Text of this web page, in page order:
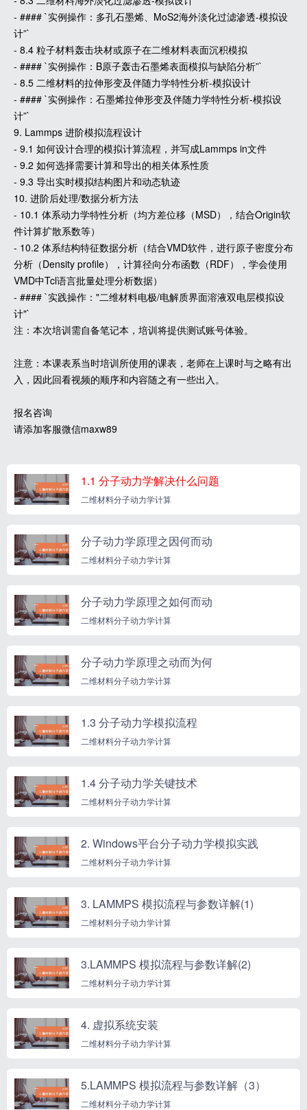
- #### `实例操作：多孔石墨烯、MoS2海外淡化过滤渗透-模拟设
计”`
- 8.4 粒子材料轰击块材或原子在二维材料表面沉积模拟
- #### `实例操作：B原子轰击石墨烯表面模拟与缺陷分析”`
- 8.5 二维材料的拉伸形变及伴随力学特性分析-模拟设计
- #### `实例操作：石墨烯拉伸形变及伴随力学特性分析-模拟设
计”`
9. Lammps 进阶模拟流程设计
- 9.1 如何设计合理的模拟计算流程，并写成Lammps in文件
- 9.2 如何选择需要计算和导出的相关体系性质
- 9.3 导出实时模拟结构图片和动态轨迹
10. 进阶后处理/数据分析方法
- 10.1 体系动力学特性分析（均方差位移（MSD），结合Origin软
件计算扩散系数等）
- 10.2 体系结构特征数据分析（结合VMD软件，进行原子密度分布
分析（Density profile），计算径向分布函数（RDF），学会使用
VMD中Tcl语言批量处理分析数据）
- #### `实践操作："二维材料电极/电解质界面溶液双电层模拟设
计"`
注：本次培训需自备笔记本，培训将提供测试账号体验。
注意：本课表系当时培训所使用的课表，老师在上课时与之略有出
入，因此回看视频的顺序和内容随之有一些出入。
报名咨询
请添加客服微信maxw89
1.1 分子动力学解决什么问题
二维材料分子动力学计算
分子动力学原理之因何而动
二维材料分子动力学计算
分子动力学原理之如何而动
二维材料分子动力学计算
分子动力学原理之动而为何
二维材料分子动力学计算
1.3 分子动力学模拟流程
二维材料分子动力学计算
1.4 分子动力学关键技术
二维材料分子动力学计算
2. Windows平台分子动力学模拟实践
二维材料分子动力学计算
3. LAMMPS 模拟流程与参数详解(1)
二维材料分子动力学计算
3.LAMMPS 模拟流程与参数详解(2)
二维材料分子动力学计算
4. 虚拟系统安装
二维材料分子动力学计算
5.LAMMPS 模拟流程与参数详解（3）
二维材料分子动力学计算